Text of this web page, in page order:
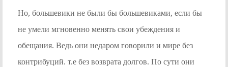
Но, большевики не были бы большевиками, если бы
не умели мгновенно менять свои убеждения и
обещания. Ведь они недаром говорили и мире без
контрибуций. т.е без возврата долгов. По сути они